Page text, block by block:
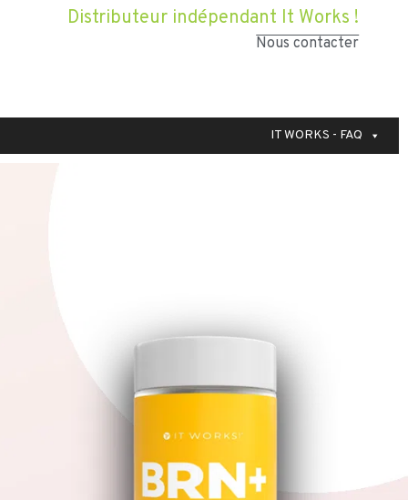
Distributeur indépendant It Works !
Nous contacter
IT WORKS - FAQ